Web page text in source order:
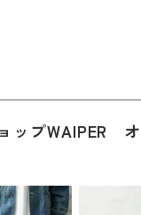
ップWAIPER